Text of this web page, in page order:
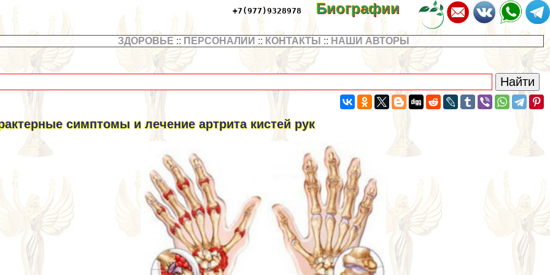
+7(977)9328978 Биографии
ЗДОРОВЬЕ :: ПЕРСОНАЛИИ :: КОНТАКТЫ :: НАШИ АВТОРЫ
симптомы и лечение артрита кистей рук